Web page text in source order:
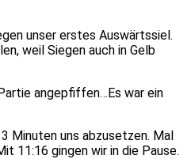
unser erstes Auswärtssiel.
weil Siegen auch in Gelb
angepfiffen…Es war ein
Minuten uns abzusetzen. Mal
11:16 gingen wir in die Pause.